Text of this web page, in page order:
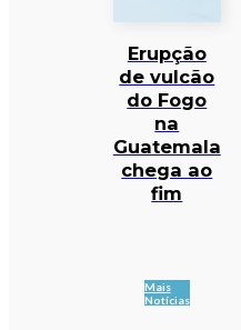
Erupção
de vulcão
do Fogo
na
Guatemala
chega ao
fim
Mais
Notícias